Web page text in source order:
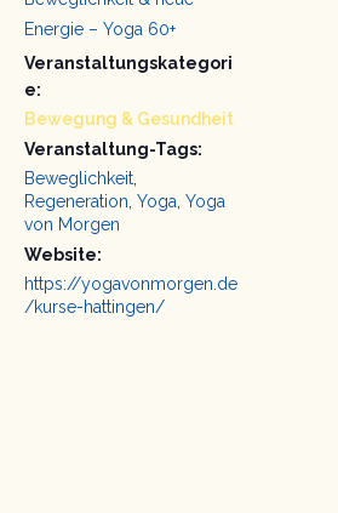
Energie – Yoga 60+
Veranstaltungskategori
e:
Bewegung & Gesundheit
Veranstaltung-Tags:
Beweglichkeit,
Regeneration, Yoga, Yoga
von Morgen
Website:
https://yogavonmorgen.de
/kurse-hattingen/